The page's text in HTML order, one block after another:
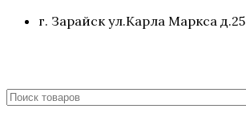
г. Зарайск ул.Карла Маркса д.25